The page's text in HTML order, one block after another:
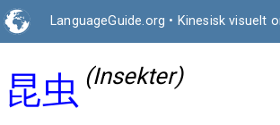
LanguageGuide.org • Kinesisk visuelt
昆虫 (Insekter)